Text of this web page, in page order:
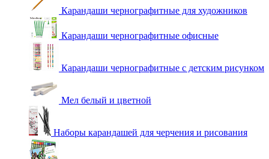
Карандаши чернографитные для художников
Карандаши чернографитные офисные
Карандаши чернографитные с детским рисунком
Мел белый и цветной
Наборы карандашей для черчения и рисования